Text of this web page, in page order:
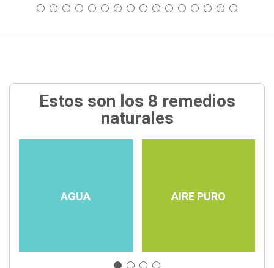
Estos son los 8 remedios
naturales
AGUA AIRE PURO